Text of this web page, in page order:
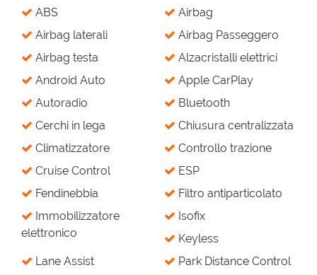
ABS
Airbag
Airbag laterali
Airbag Passeggero
Airbag testa
Alzacristalli elettrici
Android Auto
Apple CarPlay
Autoradio
Bluetooth
Cerchi in lega
Chiusura centralizzata
Climatizzatore
Controllo trazione
Cruise Control
ESP
Fendinebbia
Filtro antiparticolato
Immobilizzatore
elettronico
Isofix
Keyless
Lane Assist
Park Distance Control